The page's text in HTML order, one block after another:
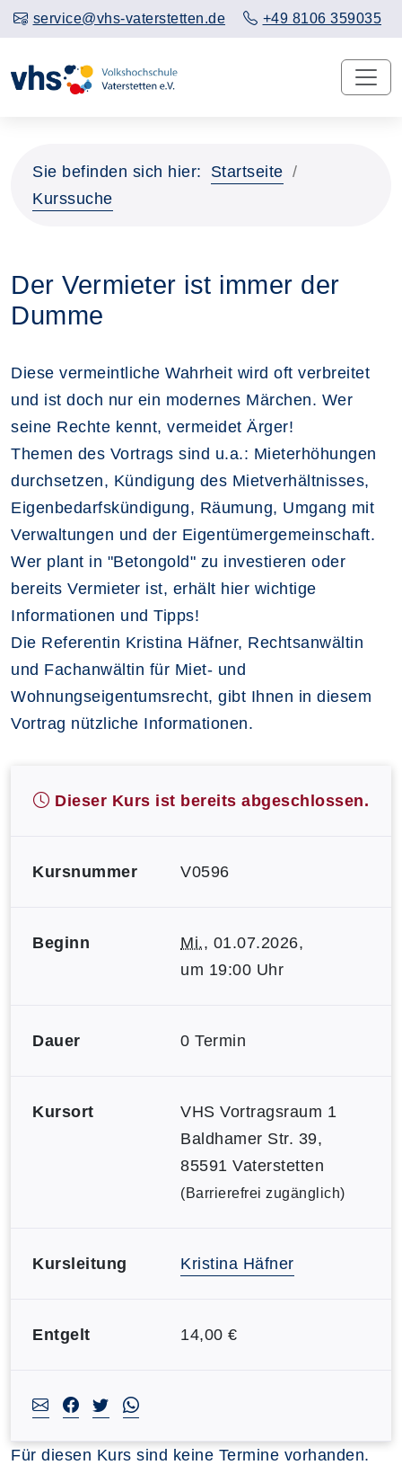
service@vhs-vaterstetten.de +49 8106 359035
Sie befinden sich hier:
Startseite
Kurssuche
Der Vermieter ist immer der
Dumme
Diese vermeintliche Wahrheit wird oft verbreitet
und ist doch nur ein modernes Märchen. Wer
seine Rechte kennt, vermeidet Ärger!
Themen des Vortrags sind u.a.: Mieterhöhungen
durchsetzen, Kündigung des Mietverhältnisses,
Eigenbedarfskündigung, Räumung, Umgang mit
Verwaltungen und der Eigentümergemeinschaft.
Wer plant in "Betongold" zu investieren oder
bereits Vermieter ist, erhält hier wichtige
Informationen und Tipps!
Die Referentin Kristina Häfner, Rechtsanwältin
und Fachanwältin für Miet- und
Wohnungseigentumsrecht, gibt Ihnen in diesem
Vortrag nützliche Informationen.
Dieser Kurs ist bereits abgeschlossen.
Kursnummer V0596
Beginn Mi., 01.07.2026,
um 19:00 Uhr
Dauer 0 Termin
Kursort
VHS Vortragsraum 1
Baldhamer Str. 39,
85591 Vaterstetten
(Barrierefrei zugänglich)
Kursleitung Kristina Häfner
Entgelt 14,00 €
Für diesen Kurs sind keine Termine vorhanden.